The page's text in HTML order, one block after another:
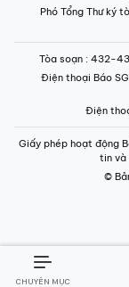
Phó Tổng Thư ký
Tòa soạn : 432-
Điện thoại Báo
Điện
Giấy phép hoạt động
tin và
©
CHUYÊN MỤC